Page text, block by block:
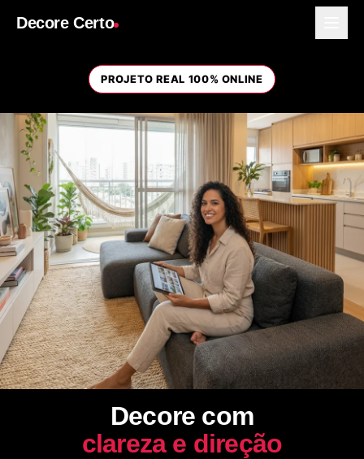
Decore Certo
PROJETO REAL 100% ONLINE
Decore com
clareza e direção